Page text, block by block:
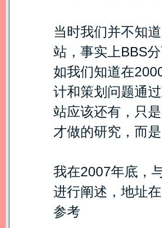
当时我们并不知
站，事实上BBS
如我们知道在
计和策划问题通
站应该还有，只
才做的研究，而
我在2007年底，
进行阐述，地址
参考